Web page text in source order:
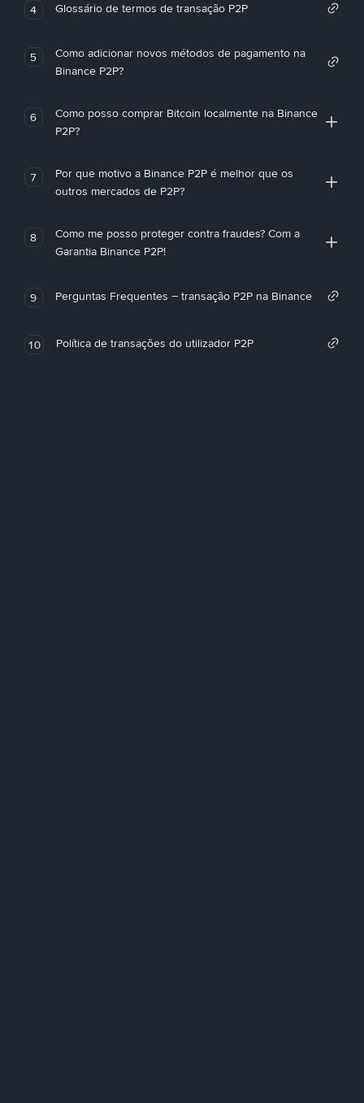
4 Glossário de termos de transação P2P
5
Como adicionar novos métodos de pagamento na
Binance P2P?
6
Como posso comprar Bitcoin localmente na Binance
P2P?
7
Por que motivo a Binance P2P é melhor que os
outros mercados de P2P?
8
Como me posso proteger contra fraudes? Com a
Garantia Binance P2P!
9 Perguntas Frequentes – transação P2P na Binance
10 Política de transações do utilizador P2P